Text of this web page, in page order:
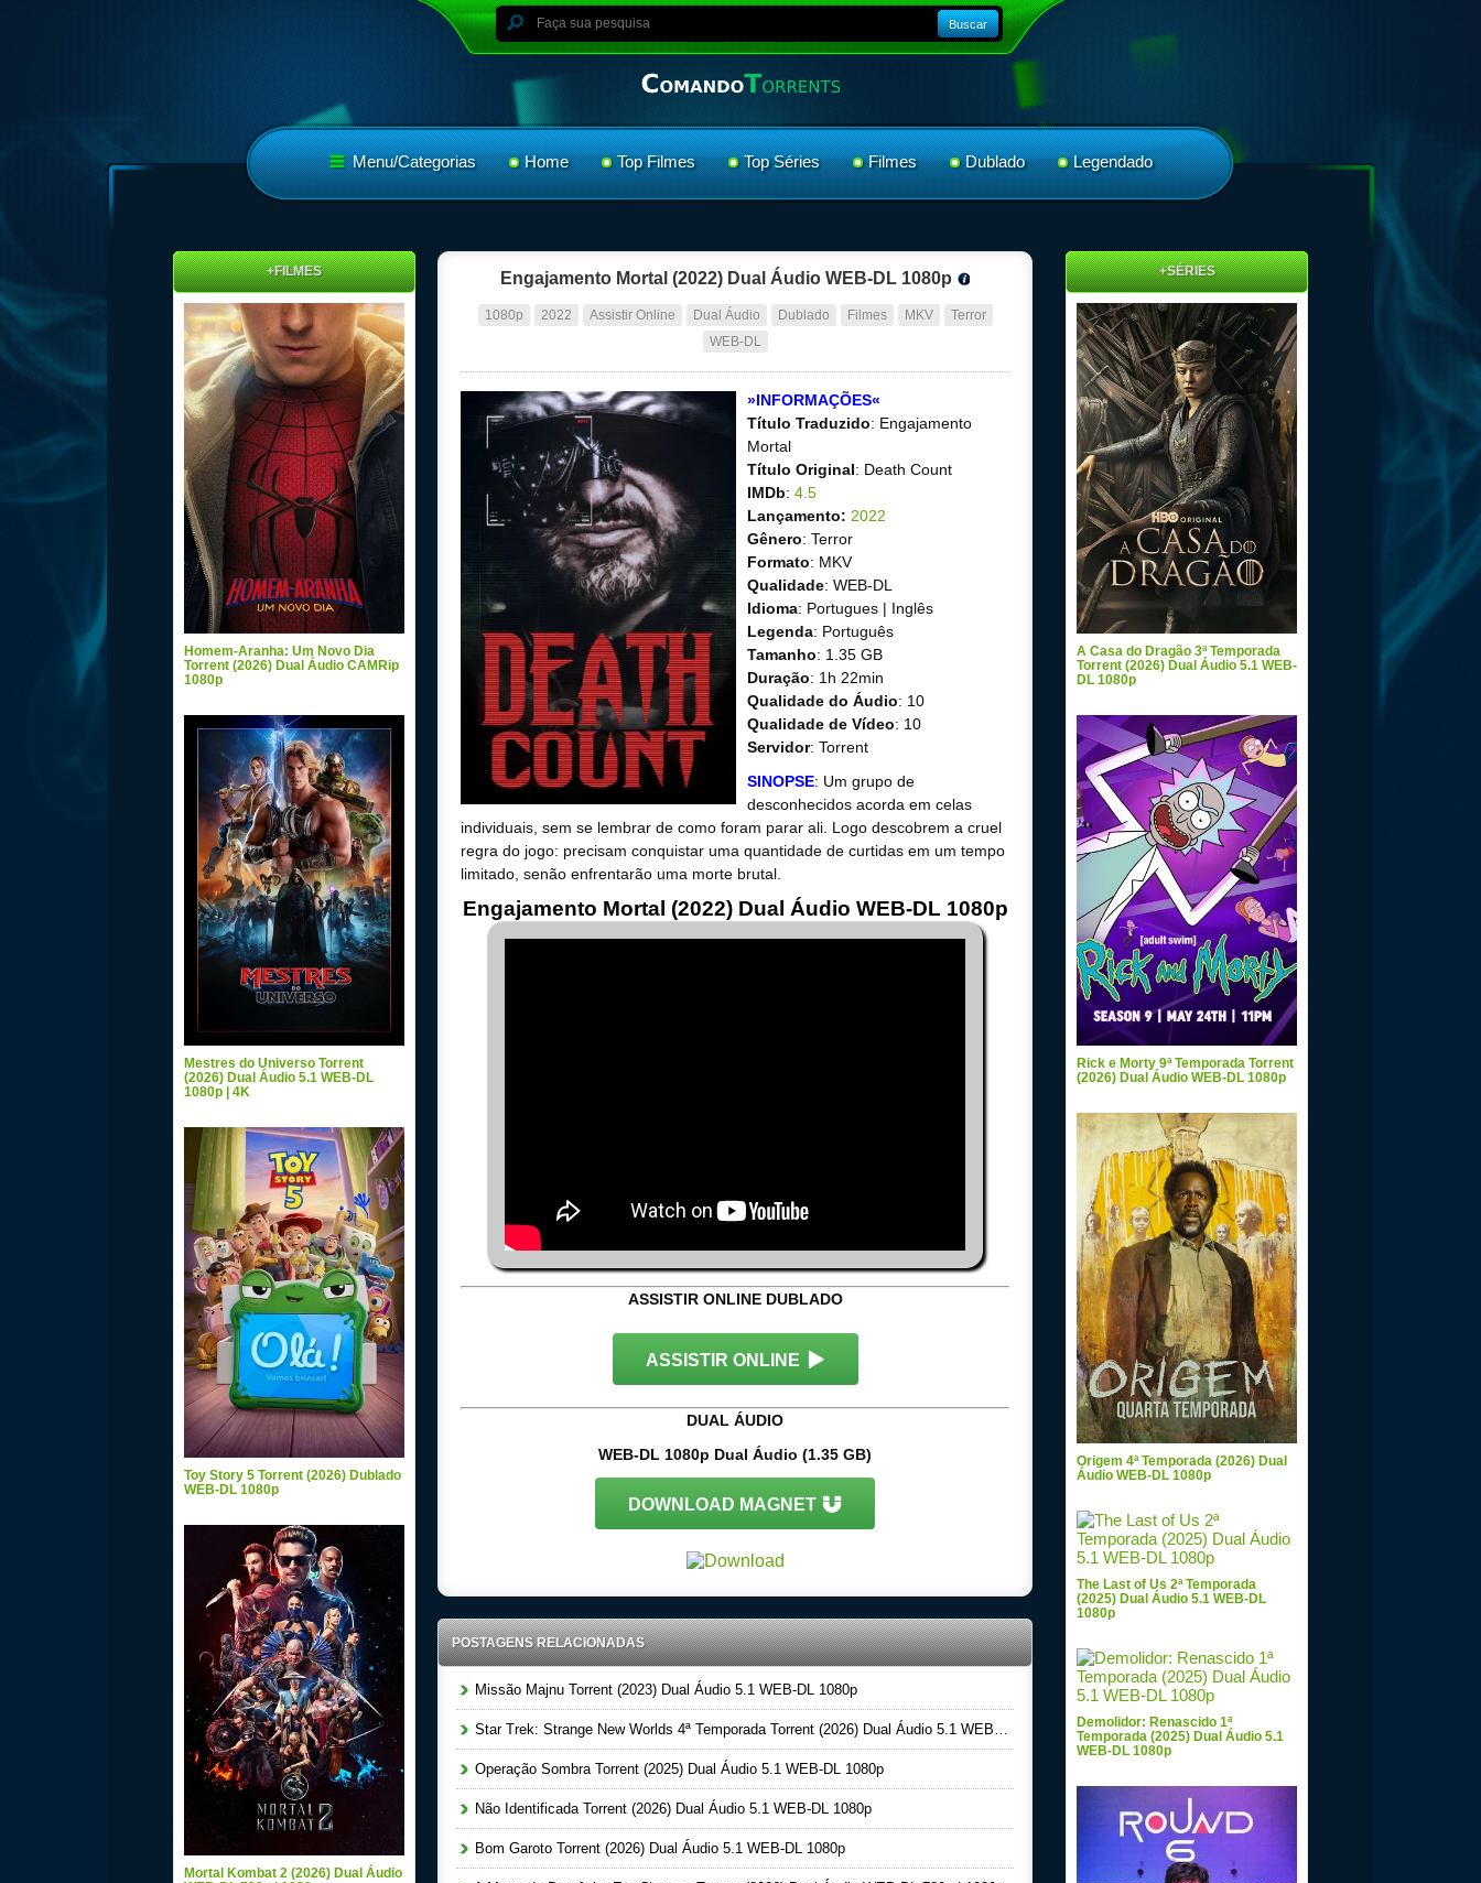
Buscar
Menu/Categorias Home Top Filmes Top Séries Filmes Dublado Legendado
Engajamento Mortal (2022) Dual Áudio WEB-DL 1080p
1080p 2022 Assistir Online Dual Áudio Dublado Filmes MKV
Terror
WEB-DL
»INFORMAÇÕES«
Título Traduzido: Engajamento
Mortal
Título Original: Death Count
IMDb: 4.5
Lançamento: 2022
Gênero: Terror
Formato: MKV
Qualidade: WEB-DL
Idioma: Portugues | Inglês
Legenda: Português
Tamanho: 1.35 GB
Duração: 1h 22min
Qualidade do Áudio: 10
Qualidade de Vídeo: 10
Servidor: Torrent
SINOPSE: Um grupo de
desconhecidos acorda em celas
individuais, sem se lembrar de como foram parar ali. Logo descobrem a cruel
regra do jogo: precisam conquistar uma quantidade de curtidas em um tempo
limitado, senão enfrentarão uma morte brutal.
Engajamento Mortal (2022) Dual Áudio WEB-DL 1080p
ASSISTIR ONLINE DUBLADO
ASSISTIR ONLINE
DUAL ÁUDIO
WEB-DL 1080p Dual Áudio (1.35 GB)
DOWNLOAD MAGNET
POSTAGENS RELACIONADAS
Missão Majnu Torrent (2023) Dual Áudio 5.1 WEB-DL 1080p
Star Trek: Strange New Worlds 4ª Temporada Torrent (2026) Dual Áudio 5.1 WEB-DL 1080p
Operação Sombra Torrent (2025) Dual Áudio 5.1 WEB-DL 1080p
Não Identificada Torrent (2026) Dual Áudio 5.1 WEB-DL 1080p
Bom Garoto Torrent (2026) Dual Áudio 5.1 WEB-DL 1080p
+FILMES
Homem-Aranha: Um Novo Dia
Torrent (2026) Dual Áudio CAMRip
1080p
Mestres do Universo Torrent
(2026) Dual Áudio 5.1 WEB-DL
1080p | 4K
Toy Story 5 Torrent (2026) Dublado
WEB-DL 1080p
Mortal Kombat 2 (2026) Dual Áudio
+SÉRIES
A Casa do Dragão 3ª Temporada
Torrent (2026) Dual Áudio 5.1 WEB-
DL 1080p
Rick e Morty 9ª Temporada Torrent
(2026) Dual Áudio WEB-DL 1080p
Origem 4ª Temporada (2026) Dual
Áudio WEB-DL 1080p
The Last of Us 2ª Temporada
(2025) Dual Áudio 5.1 WEB-DL
1080p
Demolidor: Renascido 1ª
Temporada (2025) Dual Áudio 5.1
WEB-DL 1080p